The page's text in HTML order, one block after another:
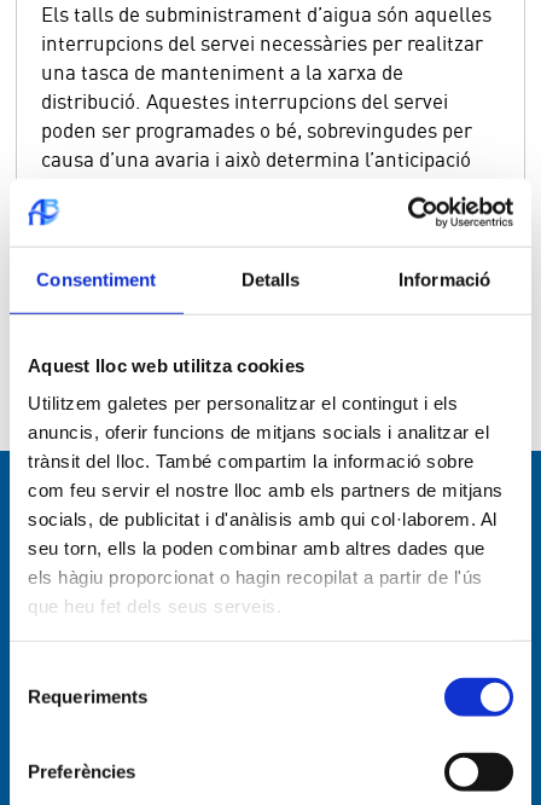
Consentiment Detalls Informació
Aquest lloc web utilitza cookies
Utilitzem galetes per personalitzar el contingut i els
anuncis, oferir funcions de mitjans socials i analitzar el
trànsit del lloc. També compartim la informació sobre
com feu servir el nostre lloc amb els partners de mitjans
socials, de publicitat i d'anàlisis amb qui col·laborem. Al
seu torn, ells la poden combinar amb altres dades que
els hàgiu proporcionat o hagin recopilat a partir de l'ús
que heu fet dels seus serveis.
Requeriments
Preferències
Els talls de subministrament d’aigua són aquelles
interrupcions del servei necessàries per realitzar
una tasca de manteniment a la xarxa de
distribució. Aquestes interrupcions del servei
poden ser programades o bé, sobrevingudes per
causa d’una avaria i això determina l’anticipació
Per a més informació:TELÈFON GRATUIT
D’AVARIES 900 10 28 35 (24 hores)
els talls de subministrament poden ocasionar-te.
Navegació per
Empresa
Empresa
Activitats
Serveis d'aigua